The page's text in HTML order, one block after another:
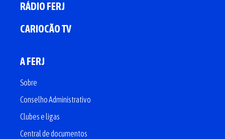
RÁDIO FERJ
CARIOCÃO TV
A FERJ
Sobre
Conselho Administrativo
Clubes e ligas
Central de documentos